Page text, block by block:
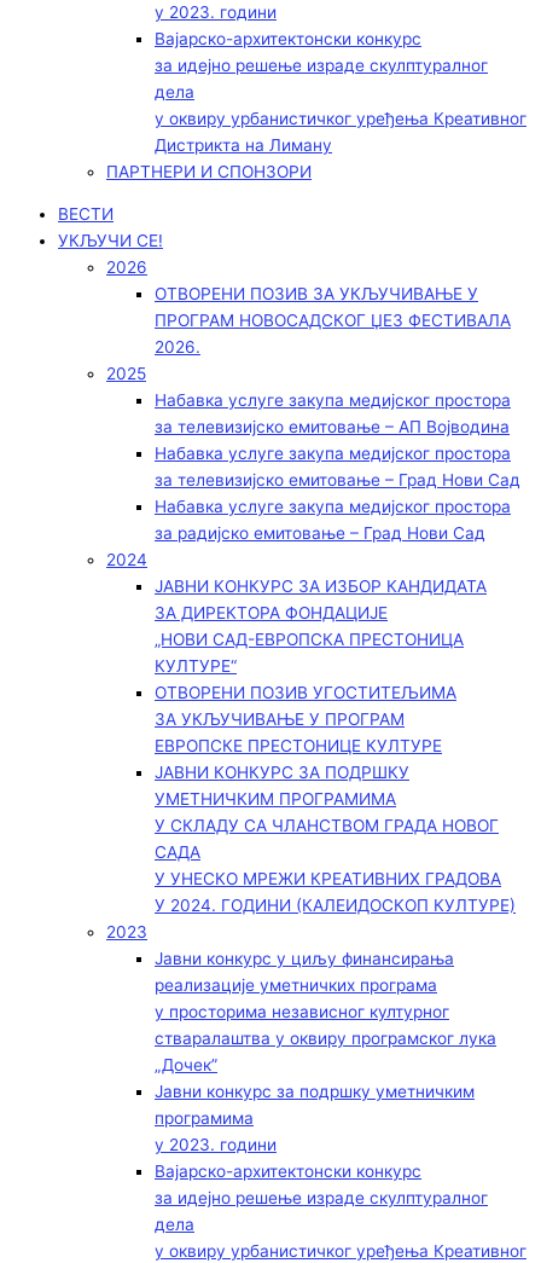
у 2023. години
Вајарско-архитектонски конкурс
за идејно решење израде скулптуралног
дела
у оквиру урбанистичког уређења Креативног
Дистрикта на Лиману
ПАРТНЕРИ И СПОНЗОРИ
ВЕСТИ
УКЉУЧИ СЕ!
2026
ОТВОРЕНИ ПОЗИВ ЗА УКЉУЧИВАЊЕ У
ПРОГРАМ НОВОСАДСКОГ ЏЕЗ ФЕСТИВАЛА
2026.
2025
Набавка услуге закупа медијског простора
за телевизијско емитовање – АП Војводинa
Набавка услуге закупа медијског простора
за телевизијско емитовање – Град Нови Сад
Набавка услуге закупа медијског простора
за радијско емитовање – Град Нови Сад
2024
ЈАВНИ КОНКУРС ЗА ИЗБОР КАНДИДАТА
ЗА ДИРЕКТОРА ФОНДАЦИЈЕ
„НОВИ САД-ЕВРОПСКА ПРЕСТОНИЦА
КУЛТУРЕ“
ОТВОРЕНИ ПОЗИВ УГОСТИТЕЉИМА
ЗА УКЉУЧИВАЊЕ У ПРОГРАМ
ЕВРОПСКЕ ПРЕСТОНИЦЕ КУЛТУРЕ
ЈАВНИ КОНКУРС ЗА ПОДРШКУ
УМЕТНИЧКИМ ПРОГРАМИМА
У СКЛАДУ СА ЧЛАНСТВОМ ГРАДА НОВОГ
САДА
У УНЕСКО МРЕЖИ КРЕАТИВНИХ ГРАДОВА
У 2024. ГОДИНИ (КАЛЕИДОСКОП КУЛТУРЕ)
2023
Јавни конкурс у циљу финансирања
реализације уметничких програма
у просторима независног културног
стваралаштва у оквиру програмског лука
„Дочек”
Јавни конкурс за подршку уметничким
програмима
у 2023. години
Вајарско-архитектонски конкурс
за идејно решење израде скулптуралног
дела
у оквиру урбанистичког уређења Креативног